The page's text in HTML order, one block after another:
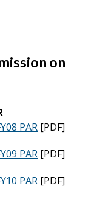
on
PAR [PDF]
PAR [PDF]
PAR [PDF]